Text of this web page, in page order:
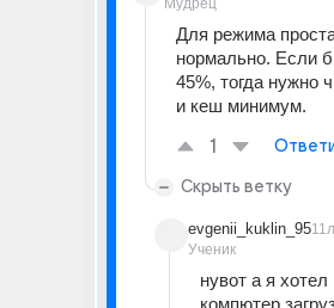
Мудрец
Для режима
нормально. Если
45%, тогда нужно
и кеш минимум.
1
Скрыть ветку
evgenii_kuklin_95
Ученик
нувот а я
компютер